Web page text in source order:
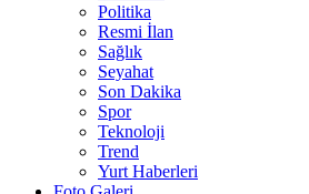
Politika
Resmi İlan
Sağlık
Seyahat
Son Dakika
Spor
Teknoloji
Trend
Yurt Haberleri